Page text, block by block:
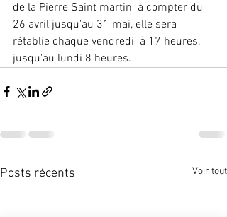
de la Pierre Saint martin  à compter du
26 avril jusqu'au 31 mai, elle sera
rétablie chaque vendredi  à 17 heures,
jusqu'au lundi 8 heures.
Posts récents Voir tout